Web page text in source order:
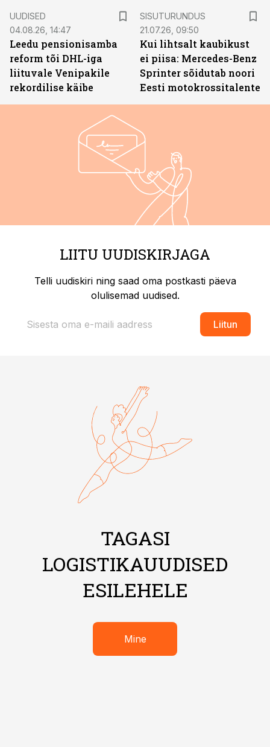
UUDISED
04.08.26, 14:47
Leedu pensionisamba
reform tõi DHL-iga
liituvale Venipakile
rekordilise käibe
SISUTURUNDUS
21.07.26, 09:50
Kui lihtsalt kaubikust
ei piisa: Mercedes-Benz
Sprinter sõidutab noori
Eesti motokrossitalente
LIITU UUDISKIRJAGA
Telli uudiskiri ning saad oma postkasti päeva
olulisemad uudised.
Liitun
TAGASI
LOGISTIKAUUDISED
ESILEHELE
Mine